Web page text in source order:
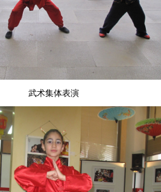
武术集体表演